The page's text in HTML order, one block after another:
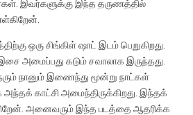
இவர்களுக்கு இந்த தருணத்தில்
ஒரு சிங்கிள் ஷாட் இடம் பெறுகிறது.
அமைப்பது கடும் சவாலாக இருந்தது.
நானும் இணைந்து மூன்று நாட்கள்
காட்சி அமைந்திருக்கிறது. இந்தக்
அனைவரும் இந்த படத்தை ஆதரிக்க